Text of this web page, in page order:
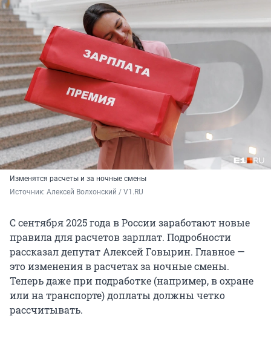
Изменятся расчеты и за ночные смены
Источник: Алексей Волхонский / V1.RU
С сентября 2025 года в России заработают новые
правила для расчетов зарплат. Подробности
рассказал депутат Алексей Говырин. Главное —
это изменения в расчетах за ночные смены.
Теперь даже при подработке (например, в охране
или на транспорте) доплаты должны четко
рассчитывать.